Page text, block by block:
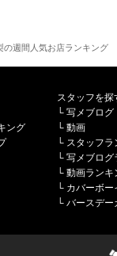
の週間人気お店ランキング
ング
スタッフを探
└ 写メブログ
└ 動画
└ スタッフラ
└ 写メブログ
└ 動画ランキ
└ カバーボー
└ バースデー